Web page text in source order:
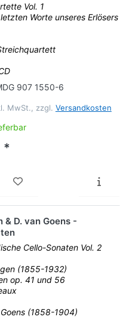
Vol. 1
Worte unseres Erlösers
907 1550-6
MwSt., zzgl. Versandkosten
*
& D. van Goens -
Cello-Sonaten Vol. 2
(1855-1932)
op. 41 und 56
(1858-1904)